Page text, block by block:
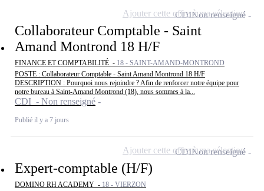
Collaborateur Comptable - Saint
Amand Montrond 18 H/F
FINANCE ET COMPTABILITÉ - 18 - SAINT-AMAND-MONTROND
POSTE : Collaborateur Comptable - Saint Amand Montrond 18 H/F
DESCRIPTION : Pourquoi nous rejoindre ? Afin de renforcer notre équipe pour
notre bureau à Saint-Amand Montrond (18), nous sommes à la...
CDI - Non renseigné
Publié il y a 7 jours
CDINon renseigné
Ajouter cette offre à ma sélection
Expert-comptable (H/F)
DOMINO RH ACADEMY - 18 - VIERZON
CDINon renseigné
Ajouter cette offre à ma sélection